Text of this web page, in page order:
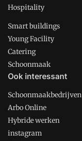
Hospitality
Smart buildings
Young Facility
Catering
Schoonmaak
Ook interessant
Schoonmaakbedrijven
Arbo Online
Hybride werken
instagram